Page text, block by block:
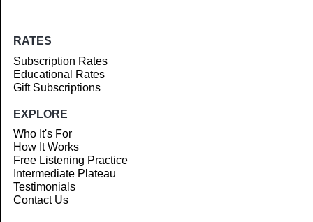
RATES
Subscription Rates
Educational Rates
Gift Subscriptions
EXPLORE
Who It's For
How It Works
Free Listening Practice
Intermediate Plateau
Testimonials
Contact Us